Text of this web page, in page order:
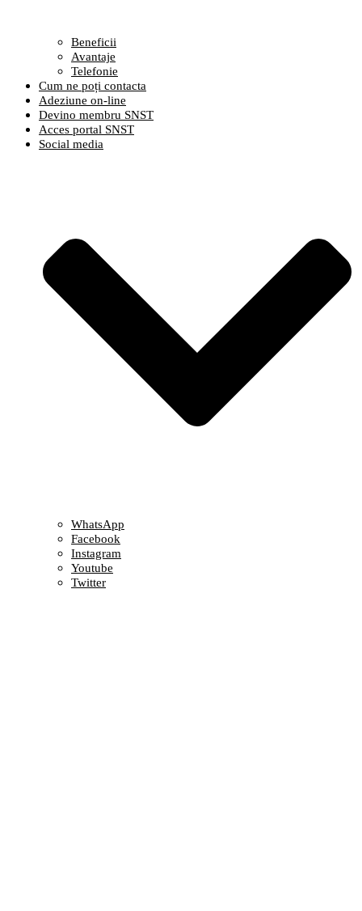
Beneficii
Avantaje
Telefonie
Cum ne poți contacta
Adeziune on-line
Devino membru SNST
Acces portal SNST
Social media
WhatsApp
Facebook
Instagram
Youtube
Twitter